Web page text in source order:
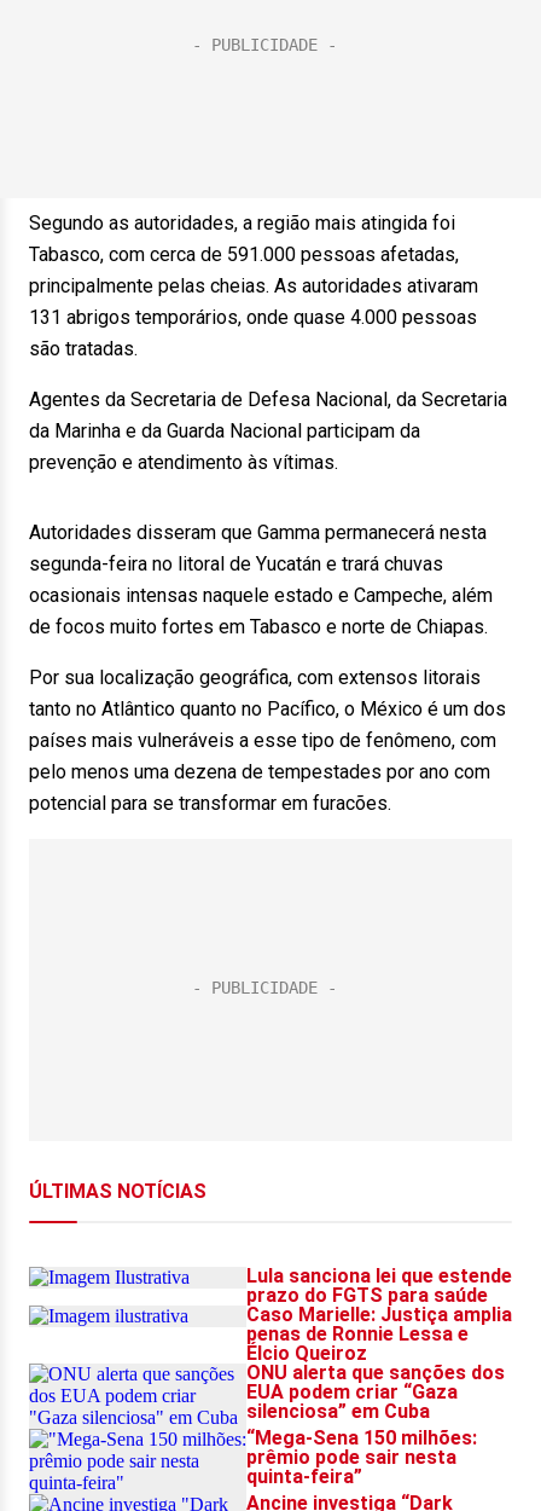
Segundo as autoridades, a região mais atingida foi
Tabasco, com cerca de 591.000 pessoas afetadas,
principalmente pelas cheias. As autoridades ativaram
131 abrigos temporários, onde quase 4.000 pessoas
são tratadas.
Agentes da Secretaria de Defesa Nacional, da Secretaria
da Marinha e da Guarda Nacional participam da
prevenção e atendimento às vítimas.
Autoridades disseram que Gamma permanecerá nesta
segunda-feira no litoral de Yucatán e trará chuvas
ocasionais intensas naquele estado e Campeche, além
de focos muito fortes em Tabasco e norte de Chiapas.
Por sua localização geográfica, com extensos litorais
tanto no Atlântico quanto no Pacífico, o México é um dos
países mais vulneráveis a esse tipo de fenômeno, com
pelo menos uma dezena de tempestades por ano com
potencial para se transformar em furacões.